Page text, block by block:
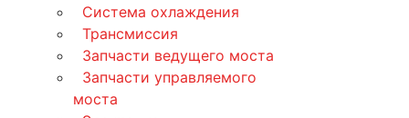
Система охлаждения
Трансмиссия
Запчасти ведущего моста
Запчасти управляемого
моста